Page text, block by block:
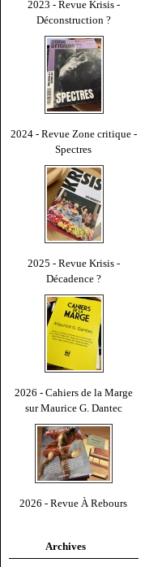
2023 - Revue Krisis -
Déconstruction ?
2024 - Revue Zone critique -
Spectres
2025 - Revue Krisis -
Décadence ?
2026 - Cahiers de la Marge
sur Maurice G. Dantec
2026 - Revue À Rebours
Archives